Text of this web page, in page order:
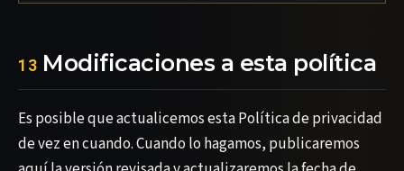
13 Modificaciones a esta política
Es posible que actualicemos esta Política de privacidad
de vez en cuando. Cuando lo hagamos, publicaremos